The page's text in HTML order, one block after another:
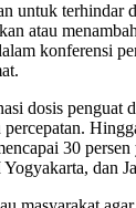
untuk terhindar
atau
konferensi
dosis penguat
30
dan